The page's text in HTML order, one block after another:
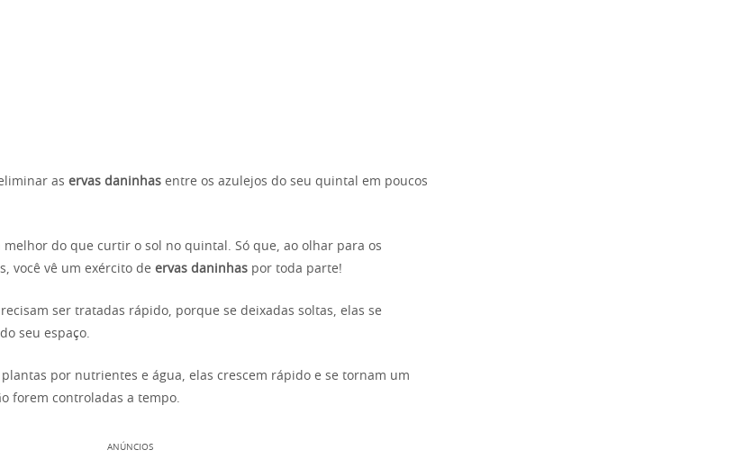
as ervas daninhas entre os azulejos do seu quintal em poucos
melhor do que curtir o sol no quintal. Só que, ao olhar para os
você vê um exército de ervas daninhas por toda parte!
ser tratadas rápido, porque se deixadas soltas, elas se
seu espaço.
por nutrientes e água, elas crescem rápido e se tornam um
forem controladas a tempo.
ANÚNCIOS